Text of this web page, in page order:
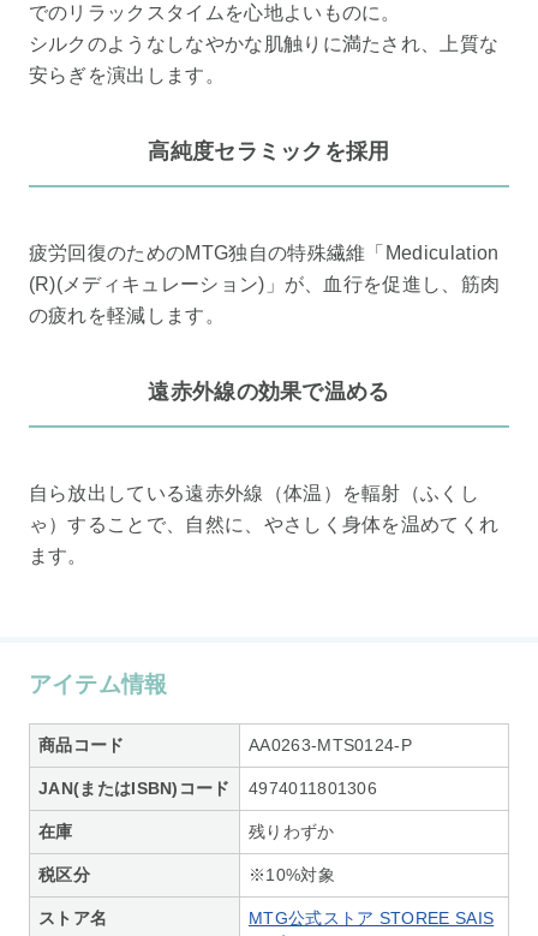
でのリラックスタイムを心地よいものに。
シルクのようなしなやかな肌触りに満たされ、上質な
安らぎを演出します。
高純度セラミックを採用
疲労回復のためのMTG独自の特殊繊維「Mediculation
(R)(メディキュレーション)」が、血行を促進し、筋肉
の疲れを軽減します。
遠赤外線の効果で温める
自ら放出している遠赤外線（体温）を輻射（ふくし
ゃ）することで、自然に、やさしく身体を温めてくれ
ます。
アイテム情報
商品コード AA0263-MTS0124-P
JAN(またはISBN)コード 4974011801306
在庫 残りわずか
税区分 ※10%対象
ストア名
MTG公式ストア STOREE SAIS